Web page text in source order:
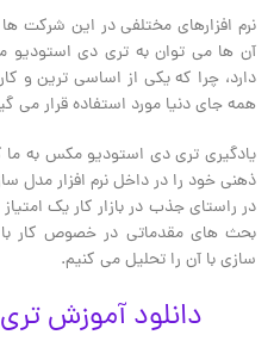
نرم افزارهای مختلفی در این شرکت
آن ها می توان به تری دی استودیو
دارد، چرا که یکی از اساسی ترین و
همه جای دنیا مورد استفاده قرار می
یادگیری تری دی استودیو مکس به ما
ذهنی خود را در داخل نرم افزار مدل
در راستای جذب در بازار کار یک
بحث های مقدماتی در خصوص کار با
سازی با آن را تحلیل می کنیم.
دانلود آموزش